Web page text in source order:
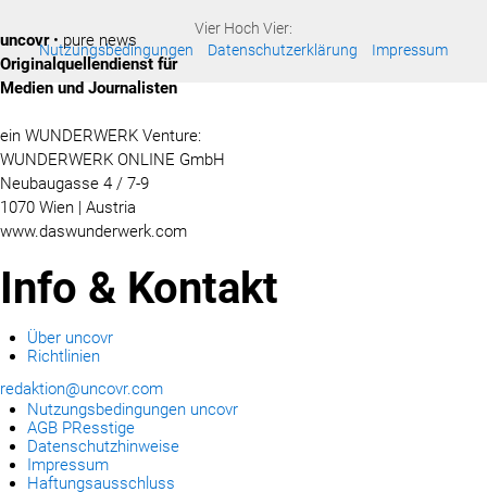
Vier Hoch Vier:
Nutzungsbedingungen
Datenschutzerklärung Impressum
uncovr• pure news
Originalquellendienst für
Medien und Journalisten
ein WUNDERWERK Venture:
WUNDERWERK ONLINE GmbH
Neubaugasse 4 / 7-9
1070 Wien | Austria
www.daswunderwerk.com
Info & Kontakt
Über uncovr
Richtlinien
redaktion@uncovr.com
Nutzungsbedingungen uncovr
AGB PResstige
Datenschutzhinweise
Impressum
Haftungsausschluss